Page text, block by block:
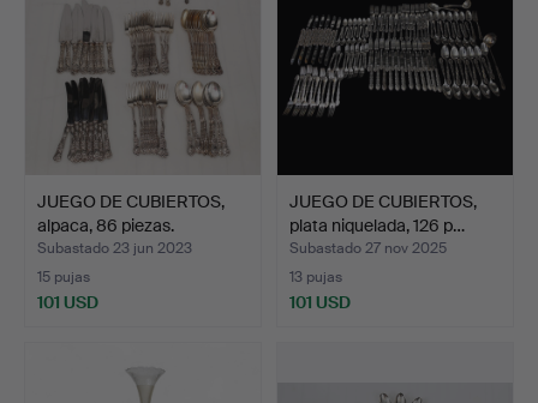
JUEGO DE CUBIERTOS,
alpaca, 86 piezas.
Subastado 23 jun 2023
15 pujas
101 USD
JUEGO DE CUBIERTOS,
plata niquelada, 126 p…
Subastado 27 nov 2025
13 pujas
101 USD